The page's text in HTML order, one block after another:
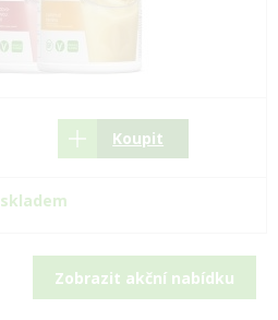
Koupit
skladem
Zobrazit akční nabídku